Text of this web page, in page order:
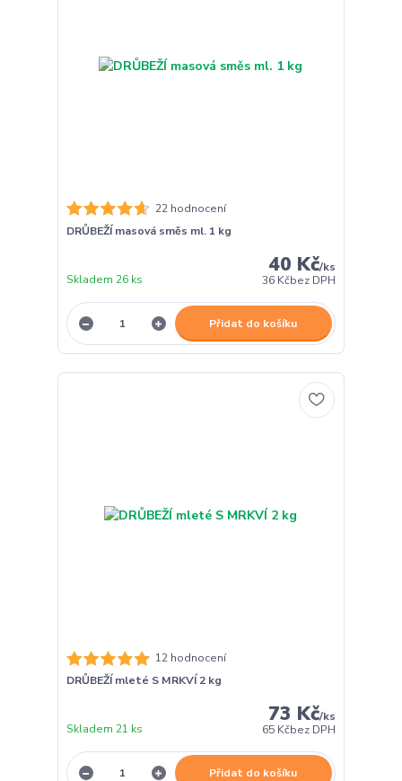
22 hodnocení
DRŮBEŽÍ masová směs ml. 1 kg
40 Kč/ks
36 Kčbez DPH
Skladem 26 ks
Přidat do košíku
12 hodnocení
DRŮBEŽÍ mleté S MRKVÍ 2 kg
73 Kč/ks
65 Kčbez DPH
Skladem 21 ks
Přidat do košíku